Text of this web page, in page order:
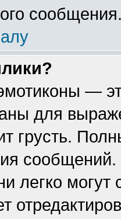
—
для
грусть.
сообщений.
легко